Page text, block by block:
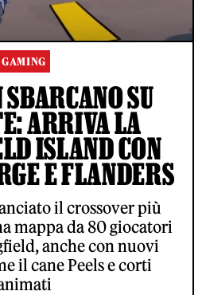
GAMING
SU
ARRIVA LA
ISLAND CON
E FLANDERS
il crossover più
mappa da 80 giocatori
anche con nuovi
il cane Peels e corti